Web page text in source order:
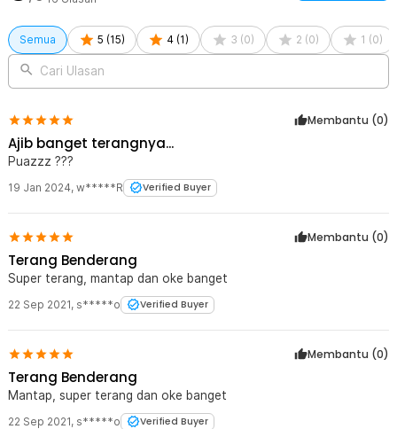
Semua 5 (15) 4 (1 ) 3 (0) 2 (0) 1 (0)
Cari Ulasan
Membantu (0)
Ajib banget terangnya...
Puazzz ???
19 Jan 2024, w*****R Verified Buyer
Membantu (0)
Terang Benderang
Super terang, mantap dan oke banget
22 Sep 2021, s*****o Verified Buyer
Membantu (0)
Terang Benderang
Mantap, super terang dan oke banget
22 Sep 2021, s*****o Verified Buyer